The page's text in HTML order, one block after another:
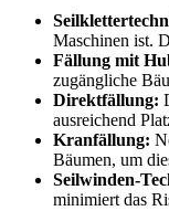
Maschinen ist.
Fällung mit
zugängliche
Direktfällung:
ausreichend
Kranfällung:
Bäumen, um
Seilwinden-
minimiert das